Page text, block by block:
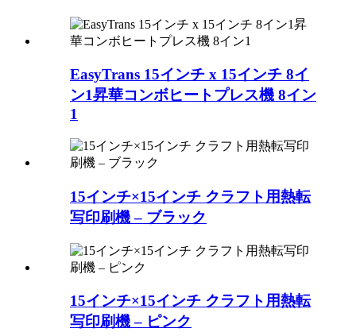
EasyTrans 15インチ x 15インチ 8イ
ン1昇華コンボヒートプレス機 8イン
1
15インチ×15インチ クラフト用熱転
写印刷機 – ブラック
15インチ×15インチ クラフト用熱転
写印刷機 – ピンク